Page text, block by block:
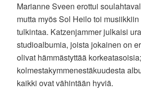
Marianne Sveen erottui
mutta myös Sol Heilo toi
tulkintaa. Katzenjammer julkaisi
studioalbumia, joista jokainen on
olivat hämmästyttää korkeatasoisia;
kolmestakymmenestäkuudesta
kaikki ovat vähintään hyviä.